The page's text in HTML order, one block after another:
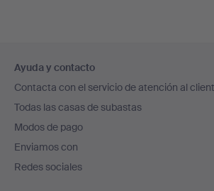
en
el
pie
de
página
Ayuda y contacto
Contacta con el servicio de atención al
Todas las casas de subastas
Modos de pago
Enviamos con
Redes sociales